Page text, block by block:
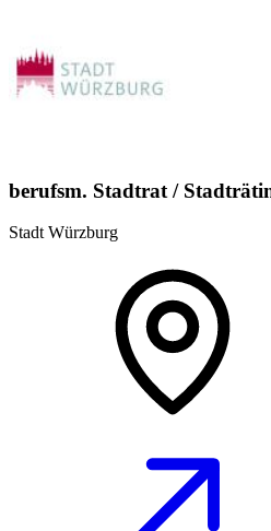
berufsm. Stadtrat /
Stadt Würzburg